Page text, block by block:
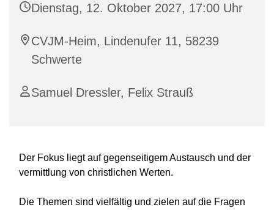
Dienstag, 12. Oktober 2027, 17:00 Uhr
CVJM-Heim, Lindenufer 11, 58239
Schwerte
Samuel Dressler, Felix Strauß
Der Fokus liegt auf gegenseitigem Austausch und der
vermittlung von christlichen Werten.
Die Themen sind vielfältig und zielen auf die Fragen